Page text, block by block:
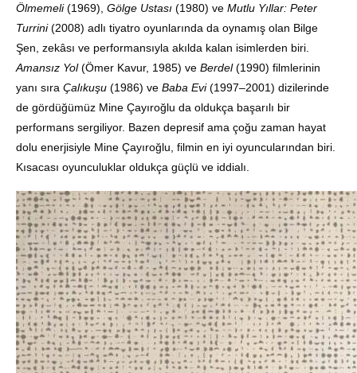
Ölmemeli(1969), Gölge Ustası (1980) ve Mutlu Yıllar: Peter
Turrini(2008) adlı tiyatro oyunlarında da oynamış olan Bilge
Şen, zekâsı ve performansıyla akılda kalan isimlerden biri.
Amansız Yol(Ömer Kavur, 1985) ve Berdel(1990) filmlerinin
yanı sıra Çalıkuşu (1986) ve Baba Evi(1997–2001) dizilerinde
de gördüğümüz Mine Çayıroğlu da oldukça başarılı bir
performans sergiliyor. Bazen depresif ama çoğu zaman hayat
dolu enerjisiyle Mine Çayıroğlu, filmin en iyi oyuncularından biri.
Kısacası oyunculuklar oldukça güçlü ve iddialı.